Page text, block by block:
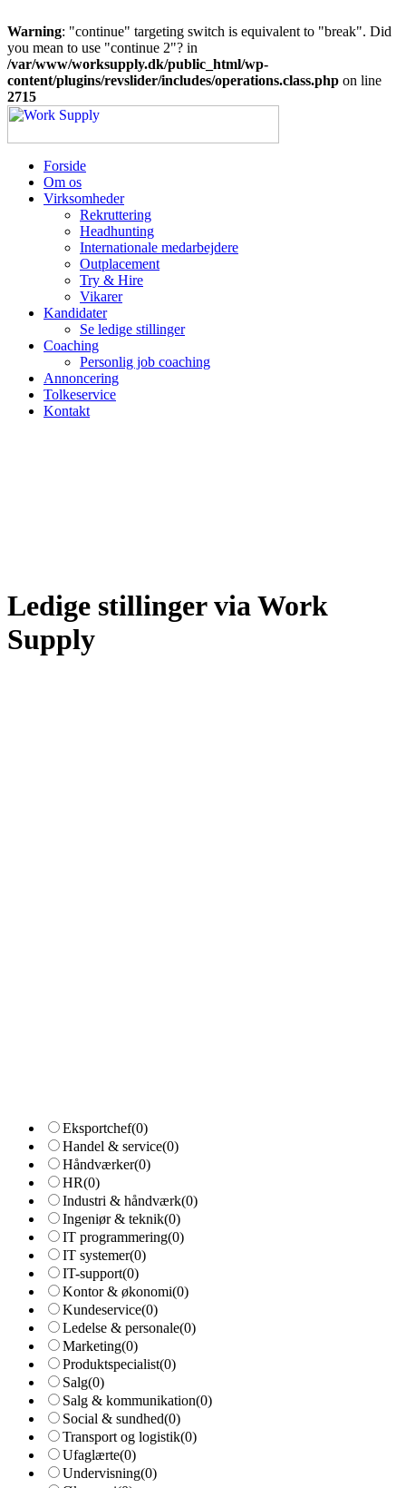
Warning: "continue" targeting switch is equivalent to "break". Did
you mean to use "continue 2"? in
/var/www/worksupply.dk/public_html/wp-
content/plugins/revslider/includes/operations.class.php on line
2715
Forside
Om os
Virksomheder
Rekruttering
Headhunting
Internationale medarbejdere
Outplacement
Try & Hire
Vikarer
Kandidater
Se ledige stillinger
Coaching
Personlig job coaching
Annoncering
Tolkeservice
Kontakt
Ledige stillinger via Work
Supply
Eksportchef(0)
Handel & service(0)
Håndværker(0)
HR(0)
Industri & håndværk(0)
Ingeniør & teknik(0)
IT programmering(0)
IT systemer(0)
IT-support(0)
Kontor & økonomi(0)
Kundeservice(0)
Ledelse & personale(0)
Marketing(0)
Produktspecialist(0)
Salg(0)
Salg & kommunikation(0)
Social & sundhed(0)
Transport og logistik(0)
Ufaglærte(0)
Undervisning(0)